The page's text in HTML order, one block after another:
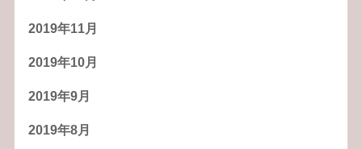
2019年11月
2019年10月
2019年9月
2019年8月